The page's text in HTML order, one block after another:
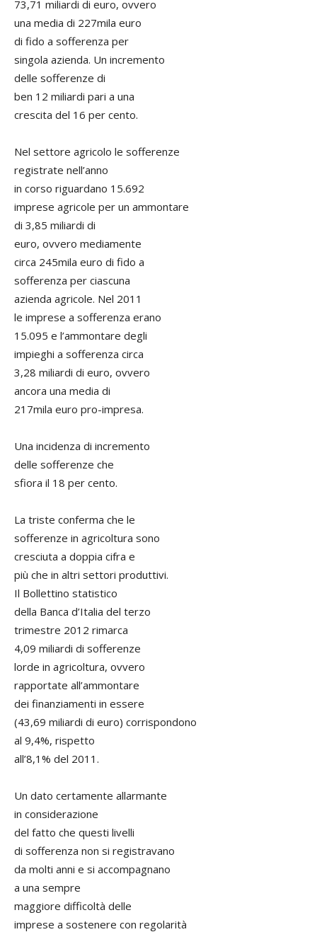
73,71 miliardi di euro, ovvero
una media di 227mila euro
di fido a sofferenza per
singola azienda. Un incremento
delle sofferenze di
ben 12 miliardi pari a una
crescita del 16 per cento.
Nel settore agricolo le sofferenze
registrate nell’anno
in corso riguardano 15.692
imprese agricole per un ammontare
di 3,85 miliardi di
euro, ovvero mediamente
circa 245mila euro di fido a
sofferenza per ciascuna
azienda agricole. Nel 2011
le imprese a sofferenza erano
15.095 e l’ammontare degli
impieghi a sofferenza circa
3,28 miliardi di euro, ovvero
ancora una media di
217mila euro pro-impresa.
Una incidenza di incremento
delle sofferenze che
sfiora il 18 per cento.
La triste conferma che le
sofferenze in agricoltura sono
cresciuta a doppia cifra e
più che in altri settori produttivi.
Il Bollettino statistico
della Banca d’Italia del terzo
trimestre 2012 rimarca
4,09 miliardi di sofferenze
lorde in agricoltura, ovvero
rapportate all’ammontare
dei finanziamenti in essere
(43,69 miliardi di euro) corrispondono
al 9,4%, rispetto
all’8,1% del 2011.
Un dato certamente allarmante
in considerazione
del fatto che questi livelli
di sofferenza non si registravano
da molti anni e si accompagnano
a una sempre
maggiore difficoltà delle
imprese a sostenere con regolarità